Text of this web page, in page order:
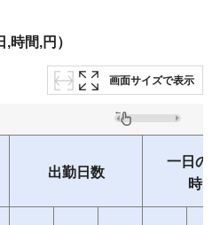
時間,円）
画面サイズで表示
出勤日数
一日
時